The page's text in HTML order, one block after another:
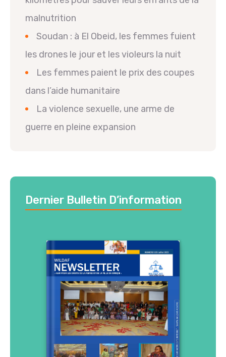
malnutrition
Soudan : à El Obeid, les femmes fuient
les drones le jour et les violeurs la nuit
Les femmes paient le prix des coupes
dans l’aide humanitaire
La violence sexuelle, une arme de
guerre en pleine expansion
Dernier Bulletin D’information